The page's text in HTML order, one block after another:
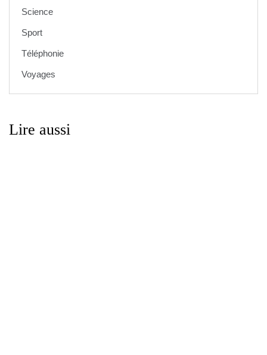
Science
Sport
Téléphonie
Voyages
Lire aussi